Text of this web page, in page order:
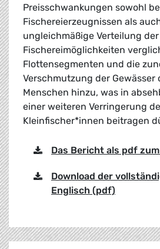
Preisschwankungen sowohl
Fischereierzeugnissen als
ungleichmäßige Verteilung der
Fischereimöglichkeiten
Flottensegmenten und die
Verschmutzung der Gewässer
Menschen hinzu, was in
einer weiteren Verringerung
Kleinfischer*innen beitragen
Das Bericht als pdf
Download der
Englisch (pdf)